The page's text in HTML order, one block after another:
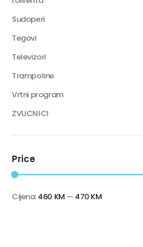
Sudoperi
Tegovi
Televizori
Trampoline
Vrtni program
ZVUCNICI
Price
Cijena:460 KM — 470 KM